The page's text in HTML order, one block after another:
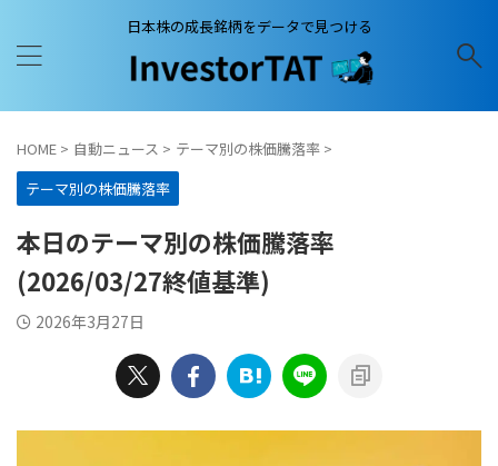
日本株の成長銘柄をデータで見つける
HOME > 自動ニュース > テーマ別の株価騰落率 >
テーマ別の株価騰落率
本日のテーマ別の株価騰落率
(2026/03/27終値基準)
2026年3月27日